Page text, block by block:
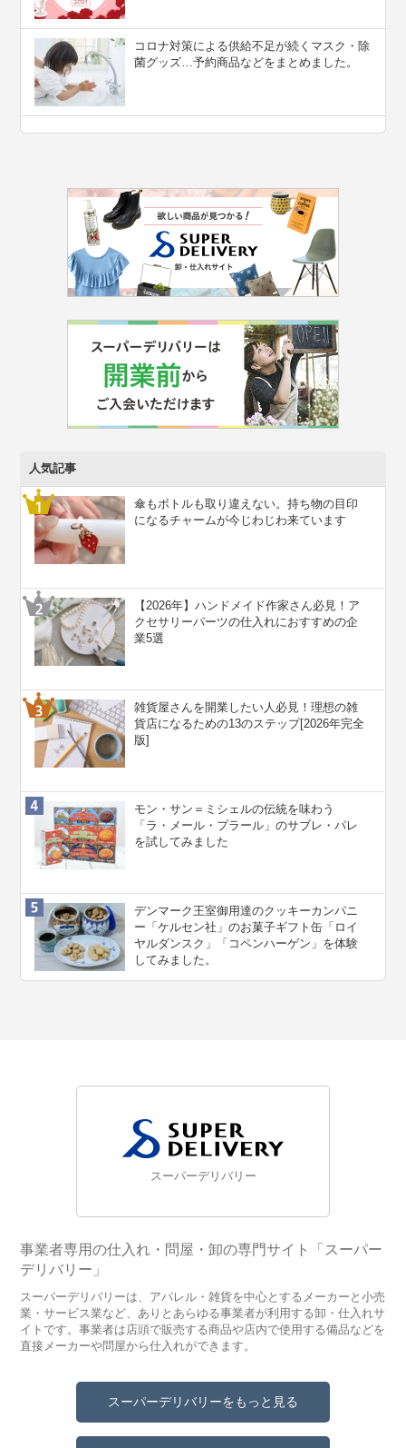
コロナ対策による供給不足が続くマスク・除
菌グッズ…予約商品などをまとめました。
人気記事
傘もボトルも取り違えない。持ち物の目印
になるチャームが今じわじわ来ています
【2026年】ハンドメイド作家さん必見！ア
クセサリーパーツの仕入れにおすすめの企
業5選
雑貨屋さんを開業したい人必見！理想の雑
貨店になるための13のステップ[2026年完全
版]
モン・サン＝ミシェルの伝統を味わう
「ラ・メール・プラール」のサブレ・パレ
を試してみました
デンマーク王室御用達のクッキーカンパニ
ー「ケルセン社」のお菓子ギフト缶「ロイ
ヤルダンスク」「コペンハーゲン」を体験
してみました。
スーパーデリバリー
事業者専用の仕入れ・問屋・卸の専門サイト「スーパー
デリバリー」
スーパーデリバリーは、アパレル・雑貨を中心とするメーカーと小売
業・サービス業など、ありとあらゆる事業者が利用する卸・仕入れサ
イトです。事業者は店頭で販売する商品や店内で使用する備品などを
直接メーカーや問屋から仕入れができます。
スーパーデリバリーをもっと見る